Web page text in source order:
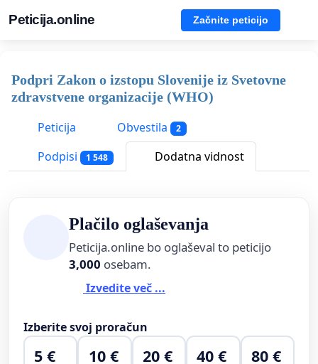
Peticija.online Začnite peticijo
Podpri Zakon o izstopu Slovenije iz Svetovne
zdravstvene organizacije (WHO)
Peticija
Obvestila 2
Podpisi 1 548 Dodatna vidnost
Plačilo oglaševanja
Peticija.online bo oglaševal to peticijo
3,000 osebam.
Izvedite več ...
Izberite svoj proračun
5 € 10 € 20 € 40 € 80 €